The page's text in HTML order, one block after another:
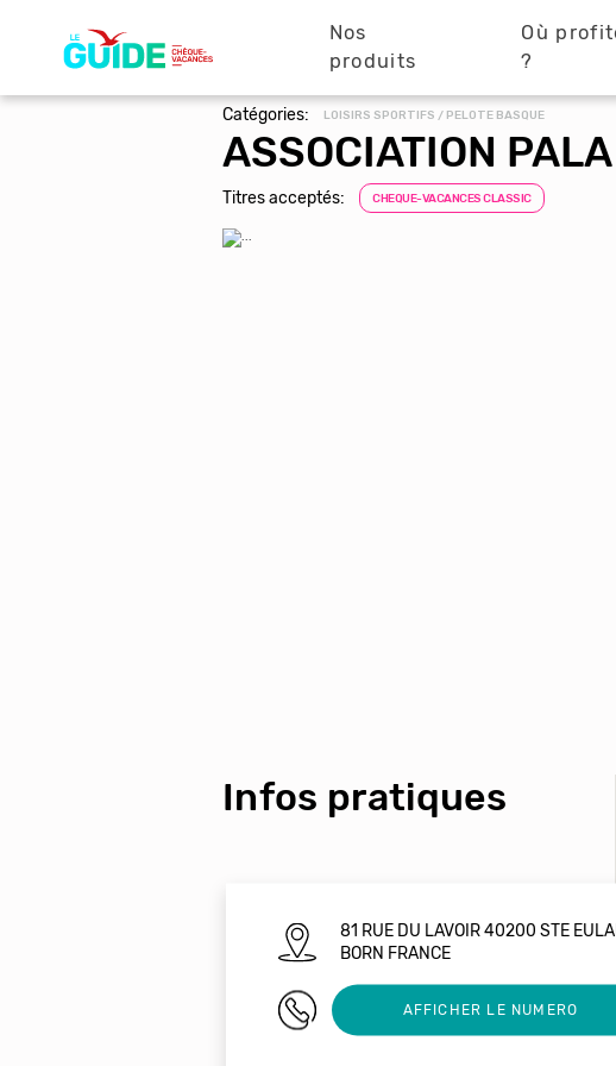
principale
Nos
produits
Où
?
Catégories: LOISIRS SPORTIFS / PELOTE BASQUE
ASSOCIATION
Titres acceptés: CHEQUE-VACANCES CLASSIC
Infos pratiques
81 RUE DU LAVOIR 40200 STE
BORN FRANCE
0627466522AFFICHER LE NUMERO